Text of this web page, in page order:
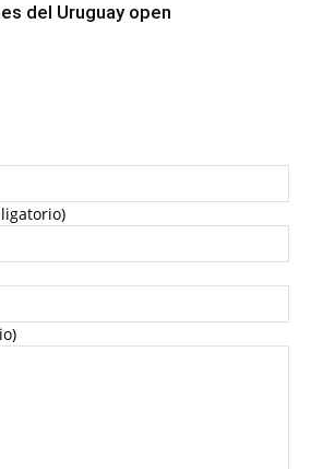
del Uruguay open